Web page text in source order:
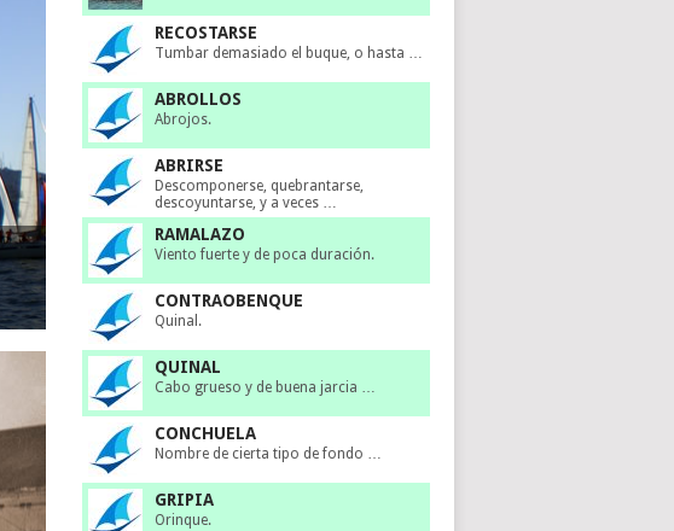
RECOSTARSE
Tumbar demasiado el buque, o hasta …
ABROLLOS
Abrojos.
ABRIRSE
Descomponerse, quebrantarse,
descoyuntarse, y a veces …
RAMALAZO
Viento fuerte y de poca duración.
CONTRAOBENQUE
Quinal.
QUINAL
Cabo grueso y de buena jarcia …
CONCHUELA
Nombre de cierta tipo de fondo …
GRIPIA
Orinque.